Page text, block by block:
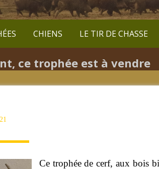
CHIENS LE TIR DE CHASSE
ce trophée est à vendre
Ce trophée de cerf, aux bois